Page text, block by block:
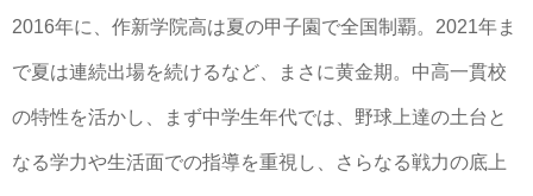
2016年に、作新学院高は夏の甲子園で全国制覇。2021年ま
で夏は連続出場を続けるなど、まさに黄金期。中高一貫校
の特性を活かし、まず中学生年代では、野球上達の土台と
なる学力や生活面での指導を重視し、さらなる戦力の底上